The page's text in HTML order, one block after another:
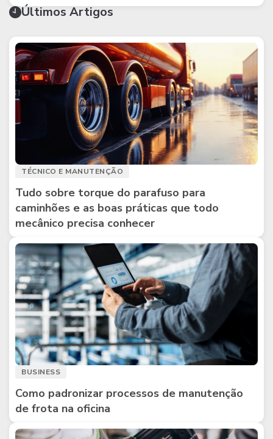
Últimos Artigos
TÉCNICO E MANUTENÇÃO
Tudo sobre torque do parafuso para
caminhões e as boas práticas que todo
mecânico precisa conhecer
BUSINESS
Como padronizar processos de manutenção
de frota na oficina